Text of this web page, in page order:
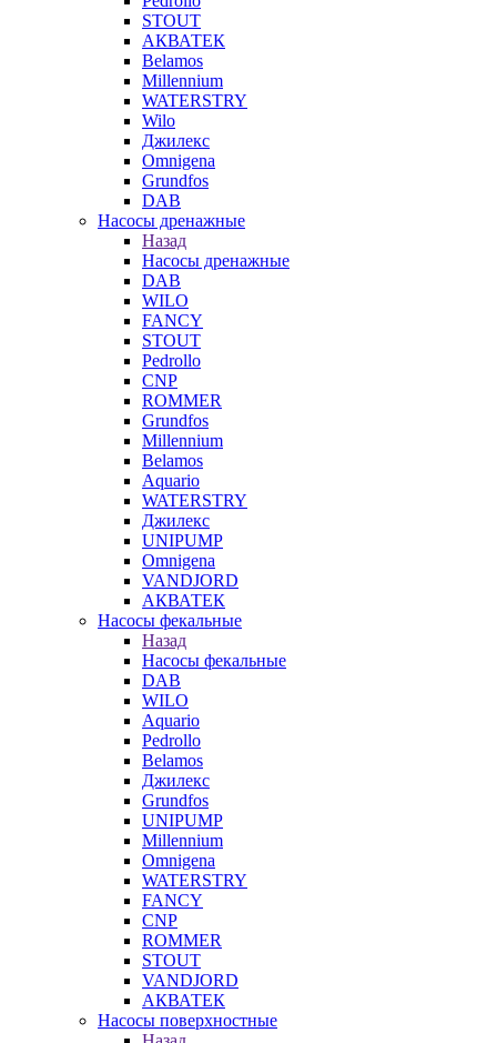
STOUT
АКВАТЕК
Belamos
Millennium
WATERSTRY
Wilo
Джилекс
Omnigena
Grundfos
DAB
Насосы дренажные
Назад
Насосы дренажные
DAB
WILO
FANCY
STOUT
Pedrollo
CNP
ROMMER
Grundfos
Millennium
Belamos
Aquario
WATERSTRY
Джилекс
UNIPUMP
Omnigena
VANDJORD
АКВАТЕК
Насосы фекальные
Назад
Насосы фекальные
DAB
WILO
Aquario
Pedrollo
Belamos
Джилекс
Grundfos
UNIPUMP
Millennium
Omnigena
WATERSTRY
FANCY
CNP
ROMMER
STOUT
VANDJORD
АКВАТЕК
Насосы поверхностные